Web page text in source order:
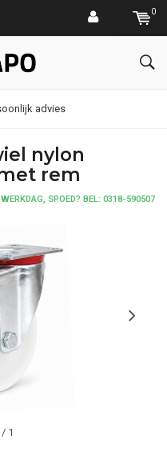
0
advies
nylon
rem
SPOED? BEL: 0318-590507
/ 1